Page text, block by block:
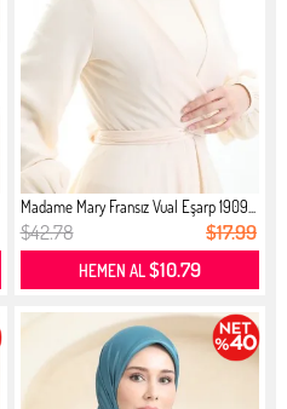
Madame Mary Fransız Vual Eşarp 1909...
$42.78 $17.99
HEMEN AL$10.79